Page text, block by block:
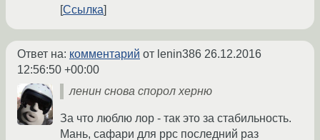
Ссылка
Ответ на: комментарий от lenin386 26.12.2016
12:56:50 +00:00
ленин снова спорол херню
За что люблю лор - так это за стабильность.
Мань, сафари для ppc последний раз